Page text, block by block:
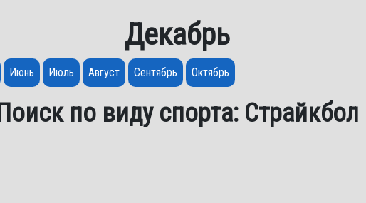
Декабрь
Июнь Июль Август Сентябрь Октябрь
Поиск по виду спорта: Страйкбол